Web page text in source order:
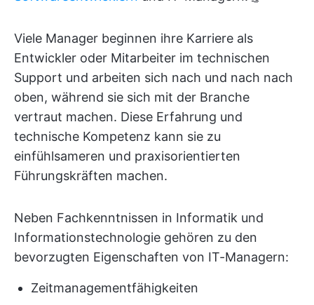
Viele Manager beginnen ihre Karriere als
Entwickler oder Mitarbeiter im technischen
Support und arbeiten sich nach und nach nach
oben, während sie sich mit der Branche
vertraut machen. Diese Erfahrung und
technische Kompetenz kann sie zu
einfühlsameren und praxisorientierten
Führungskräften machen.
Neben Fachkenntnissen in Informatik und
Informationstechnologie gehören zu den
bevorzugten Eigenschaften von IT-Managern:
Zeitmanagementfähigkeiten